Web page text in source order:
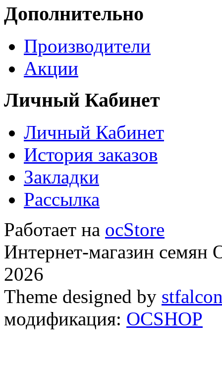
Дополнительно
Производители
Акции
Личный Кабинет
Личный Кабинет
История заказов
Закладки
Рассылка
Работает на ocStore
Интернет-магазин
2026
Theme designed by
модификация: OCSHOP